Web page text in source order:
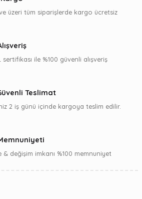
bulunuyor.
Gönder
üzeri tüm siparişlerde kargo ücretsiz
sertifikası ile %100 güvenli alışveriş
Teslimat
2 iş günü içinde kargoya teslim edilir.
& değişim imkanı %100 memnuniyet